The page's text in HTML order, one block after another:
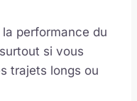
la performance du
si vous
trajets longs ou